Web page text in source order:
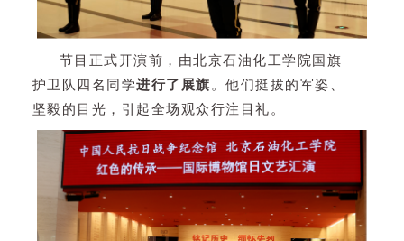
节目正式开演前，由北京石油化工学院国旗
护卫队四名同学进行了展旗。他们挺拔的军姿、
坚毅的目光，引起全场观众行注目礼。